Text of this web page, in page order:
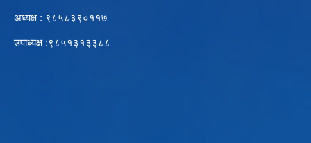
अध्यक्ष : ९८५८३९०११७
उपाध्यक्ष :९८५१३१३३८८